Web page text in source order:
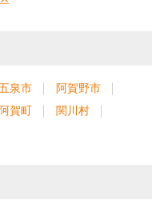
泉市
阿賀野市
阿賀町
関川村